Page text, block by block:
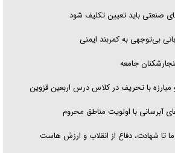
صنعتی باید تعیین تکلیف شود
جامعه
مبارزه با تحریف در کلاس درس اربعین قزوین
آبرسانی با اولویت مناطق محروم
تا شهادت، دفاع از انقلاب و ارزش هاست